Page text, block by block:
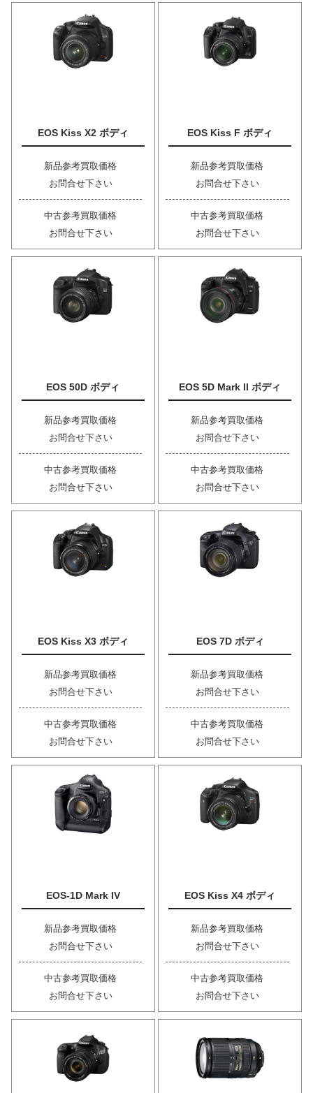
EOS Kiss X2 ボディ
新品参考買取価格
お問合せ下さい
中古参考買取価格
お問合せ下さい
EOS Kiss F ボディ
新品参考買取価格
お問合せ下さい
中古参考買取価格
お問合せ下さい
EOS 50D ボディ
新品参考買取価格
お問合せ下さい
中古参考買取価格
お問合せ下さい
EOS 5D Mark II ボディ
新品参考買取価格
お問合せ下さい
中古参考買取価格
お問合せ下さい
EOS Kiss X3 ボディ
新品参考買取価格
お問合せ下さい
中古参考買取価格
お問合せ下さい
EOS 7D ボディ
新品参考買取価格
お問合せ下さい
中古参考買取価格
お問合せ下さい
EOS-1D Mark IV
新品参考買取価格
お問合せ下さい
中古参考買取価格
お問合せ下さい
EOS Kiss X4 ボディ
新品参考買取価格
お問合せ下さい
中古参考買取価格
お問合せ下さい